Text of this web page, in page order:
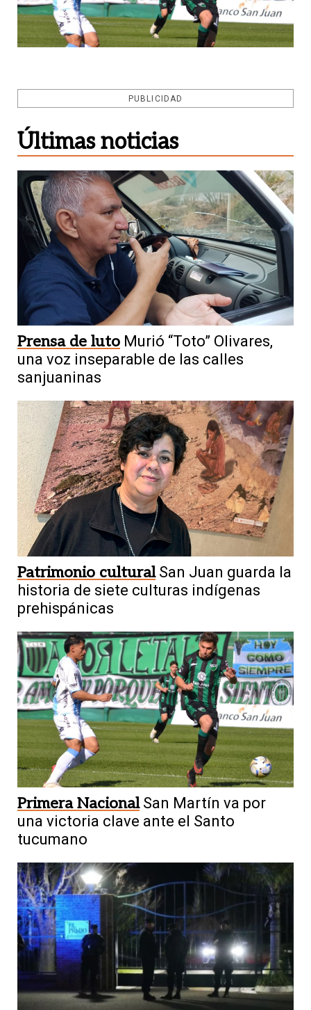
Primera Nacional San Martín va por
tucumano
4
Patrimonio cultural San Juan guarda la
historia de siete culturas indígenas
prehispánicas
5
Prensa de luto Murió “Toto” Olivares,
una voz inseparable de las calles
sanjuaninas
PUBLICIDAD
Últimas noticias
Prensa de luto Murió “Toto” Olivares,
una voz inseparable de las calles
sanjuaninas
Patrimonio cultural San Juan guarda la
historia de siete culturas indígenas
prehispánicas
Primera Nacional San Martín va por
una victoria clave ante el Santo
tucumano